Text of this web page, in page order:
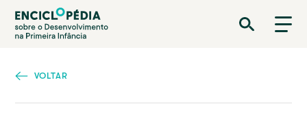
Passar
para
principal
Enciclopédia sobre o Desenvolvimento na Primeira Infância
VOLTAR